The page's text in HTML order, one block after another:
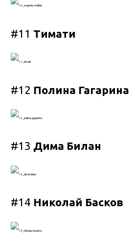
#11 Тимати
#12 Полина Гагарина
#13 Дима Билан
#14 Николай Басков